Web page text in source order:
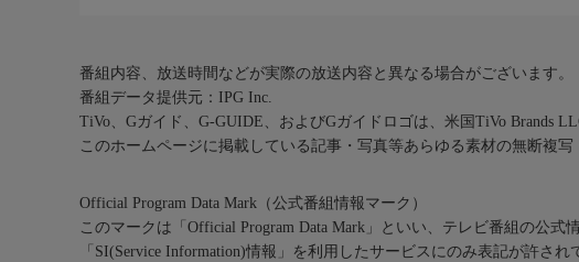
番組内容、放送時間などが実際の放送内容と異なる場合がございます。
番組データ提供元：IPG Inc.
TiVo、Gガイド、G-GUIDE、およびGガイドロゴは、米国TiVo Brands
このホームページに掲載している記事・写真等あらゆる素材の無断複写
Official Program Data Mark（公式番組情報マーク）
このマークは「Official Program Data Mark」といい、テレビ番組の公式
「SI(Service Information)情報」を利用したサービスにのみ表記が許され